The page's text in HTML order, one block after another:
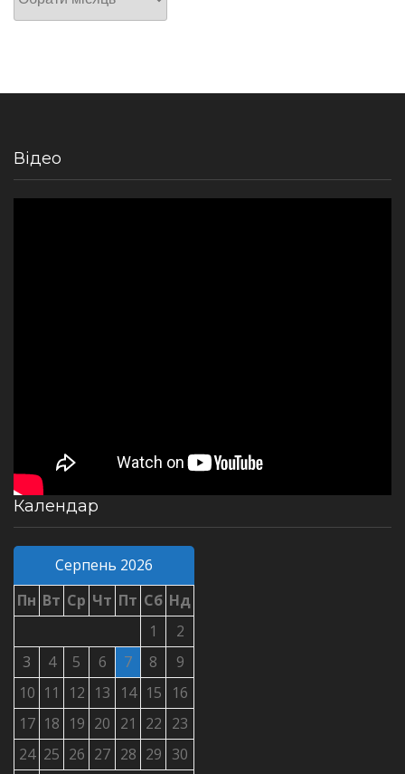
Відео
Календар
Серпень 2026
Пн Вт Ср Чт Пт Сб Нд
1
2
3
4 5 6 7 8
9
10 11 12 13 14 15
16
17 18 19 20 21 22 23
24 25 26 27 28 29 30